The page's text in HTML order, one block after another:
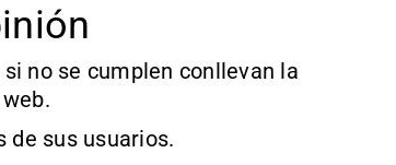
si no se cumplen conllevan la
de sus usuarios.